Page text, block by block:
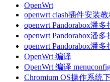
OpenWrt
openwrt clash插件安装教
openwrt Pandorabox潘多
openwrt Pandorabox潘
openwrt Pandorabox潘
OpenWrt 编译
OpenWrt 编译
Chromium OS操作系统